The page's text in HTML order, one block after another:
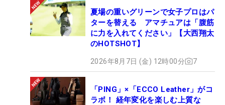
夏場の重いグリーンで女子プロはパ
ターを替える アマチュアは「腹筋
に力を入れてください」【大西翔太
のHOTSHOT】
2026年8月7日 (金) 12時00分 7
「PING」×「ECCO Leather」がコ
ラボ！ 経年変化を楽しむ上質な